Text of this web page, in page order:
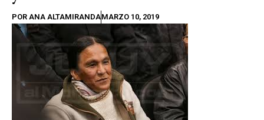
POR ANA ALTAMIRANDAMARZO 10, 2019